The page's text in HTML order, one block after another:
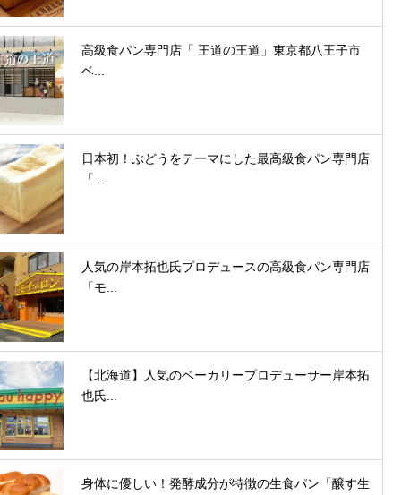
高級食パン専門店「 王道の王道」東京都八王子市
ベ...
日本初！ぶどうをテーマにした最高級食パン専門店
「...
人気の岸本拓也氏プロデュースの高級食パン専門店
「モ...
【北海道】人気のベーカリープロデューサー岸本拓
也氏...
身体に優しい！発酵成分が特徴の生食パン「醸す生